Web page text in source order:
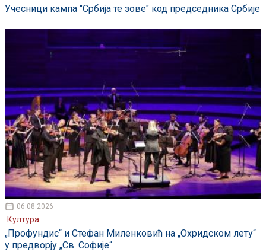
Учесници кампа "Србија те зове" код председника Србије
06.08.2026
Култура
„Профундис“ и Стефан Миленковић на „Охридском лету“
у предворју „Св. Софије“